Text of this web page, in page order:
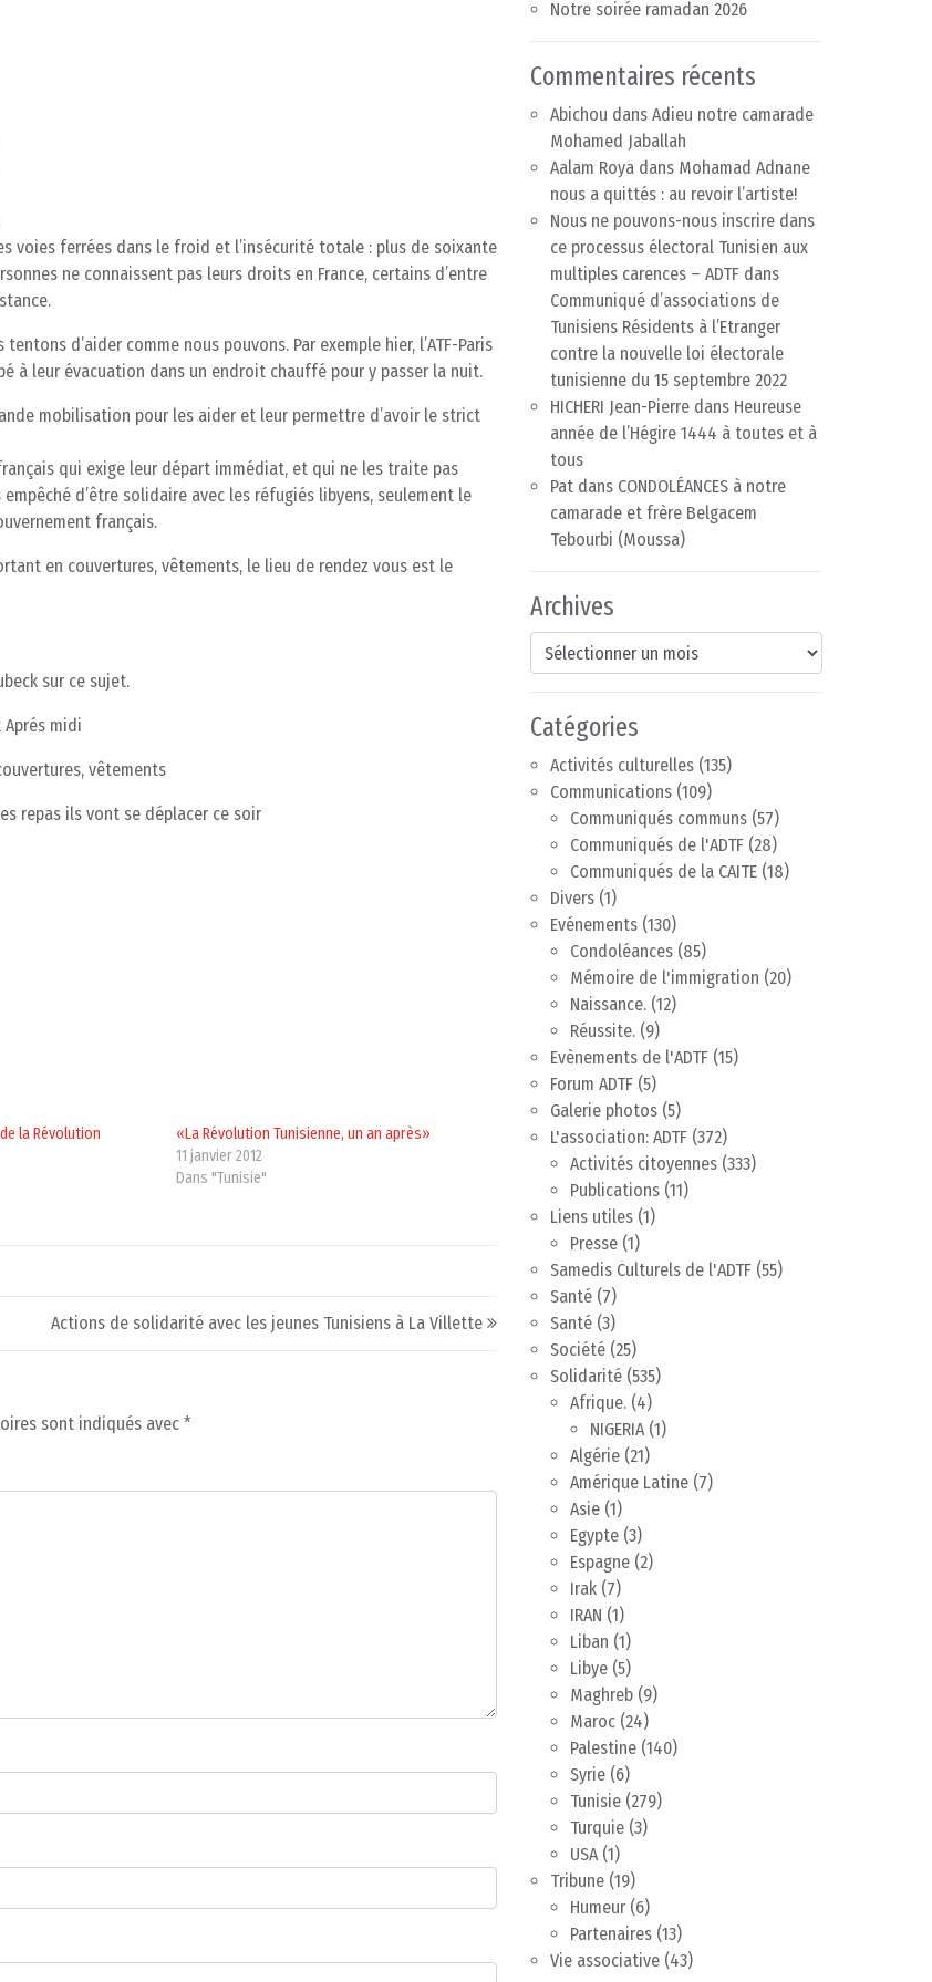
voies ferrées dans le froid et l’insécurité totale : plus de soixante
ne connaissent pas leurs droits en France, certains d’entre
d’aider comme nous pouvons. Par exemple hier, l’ATF-Paris
à leur évacuation dans un endroit chauffé pour y passer la nuit.
mobilisation pour les aider et leur permettre d’avoir le strict
qui exige leur départ immédiat, et qui ne les traite pas
d’être solidaire avec les réfugiés libyens, seulement le
français.
en couvertures, vêtements, le lieu de rendez vous est le
sur ce sujet.
midi
vêtements
repas ils vont se déplacer ce soir
la Révolution
«La Révolution Tunisienne, un an après»
11 janvier 2012
Dans "Tunisie"
Actions de solidarité avec les jeunes Tunisiens à La Villette
sont indiqués avec *
Notre soirée ramadan 2026
Commentaires récents
Abichou dans Adieu notre camarade
Mohamed Jaballah
Aalam Roya dans Mohamad Adnane
nous a quittés : au revoir l’artiste!
Nous ne pouvons-nous inscrire dans
ce processus électoral Tunisien aux
multiples carences – ADTF dans
Communiqué d’associations de
Tunisiens Résidents à l’Etranger
contre la nouvelle loi électorale
tunisienne du 15 septembre 2022
HICHERI Jean-Pierre dans Heureuse
année de l’Hégire 1444 à toutes et à
tous
Pat dans CONDOLÉANCES à notre
camarade et frère Belgacem
Tebourbi (Moussa)
Archives
Archives
Catégories
Activités culturelles (135)
Communications (109)
Communiqués communs (57)
Communiqués de l'ADTF (28)
Communiqués de la CAITE (18)
Divers (1)
Evénements (130)
Condoléances (85)
Mémoire de l'immigration (20)
Naissance. (12)
Réussite. (9)
Evènements de l'ADTF (15)
Forum ADTF (5)
Galerie photos (5)
L'association: ADTF (372)
Activités citoyennes (333)
Publications (11)
Liens utiles (1)
Presse (1)
Samedis Culturels de l'ADTF (55)
Santé (7)
Santé (3)
Société (25)
Solidarité (535)
Afrique. (4)
NIGERIA(1)
Algérie (21)
Amérique Latine (7)
Asie (1)
Egypte (3)
Espagne (2)
Irak (7)
IRAN (1)
Liban (1)
Libye (5)
Maghreb (9)
Maroc (24)
Palestine (140)
Syrie (6)
Tunisie (279)
Turquie (3)
USA(1)
Tribune (19)
Humeur (6)
Partenaires (13)
Vie associative (43)